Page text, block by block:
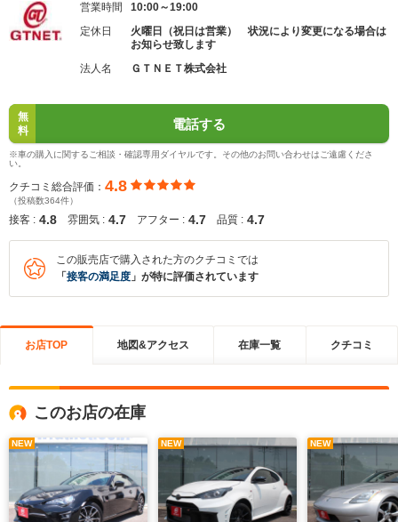
営業時間
10:00～19:00
定休日
火曜日（祝日は営業） 状況により変更になる場合は
お知らせ致します
法人名
ＧＴＮＥＴ株式会社
無
料
電話する
※車の購入に関するご相談・確認専用ダイヤルです。その他のお問い合わせはご遠慮くださ
い。
クチコミ総合評価： 4.8
（投稿数364件）
接客 : 4.8 雰囲気 : 4.7 アフター : 4.7 品質 : 4.7
この販売店で購入された方のクチコミでは
「 接客の満足度 」が特に評価されています
お店TOP 地図&アクセス 在庫一覧 クチコミ
このお店の在庫
NEW NEW NEW